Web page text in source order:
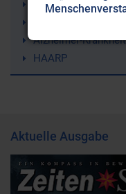
Wettermanipulation
Alzheimer-Krankheit
HAARP
Aktuelle Ausgabe